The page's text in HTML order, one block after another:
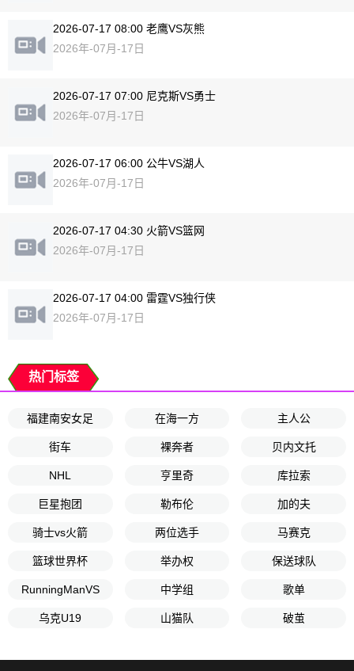
2026-07-17 08:00 老鹰VS灰熊
2026年-07月-17日
2026-07-17 07:00 尼克斯VS勇士
2026年-07月-17日
2026-07-17 06:00 公牛VS湖人
2026年-07月-17日
2026-07-17 04:30 火箭VS篮网
2026年-07月-17日
2026-07-17 04:00 雷霆VS独行侠
2026年-07月-17日
热门标签
福建南安女足 在海一方 主人公
街车 裸奔者 贝内文托
NHL 亨里奇 库拉索
巨星抱团 勒布伦 加的夫
骑士vs火箭 两位选手 马赛克
篮球世界杯 举办权 保送球队
RunningManVS 中学组 歌单
乌克U19 山猫队 破茧